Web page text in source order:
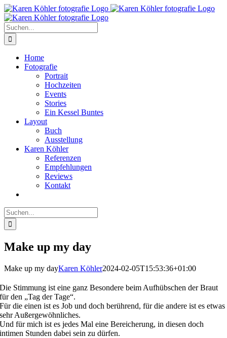
Zum
Inhalt
springen
Suche
nach:
Home
Fotografie
Portrait
Hochzeiten
Events
Stories
Ein Kessel Buntes
Layout
Buch
Ausstellung
Karen Köhler
Referenzen
Empfehlungen
Reviews
Kontakt
Suche
nach:
Make up my day
Make up my dayKaren Köhler2024-02-05T15:53:36+01:00
Die Stimmung ist eine ganz Besondere beim Aufhübschen der Braut
für den „Tag der Tage“.
Für die einen ist es Job und doch berührend, für die andere ist es etwas
sehr Außergewöhnliches.
Und für mich ist es jedes Mal eine Bereicherung, in diesen doch
intimen Stunden dabei sein zu dürfen.